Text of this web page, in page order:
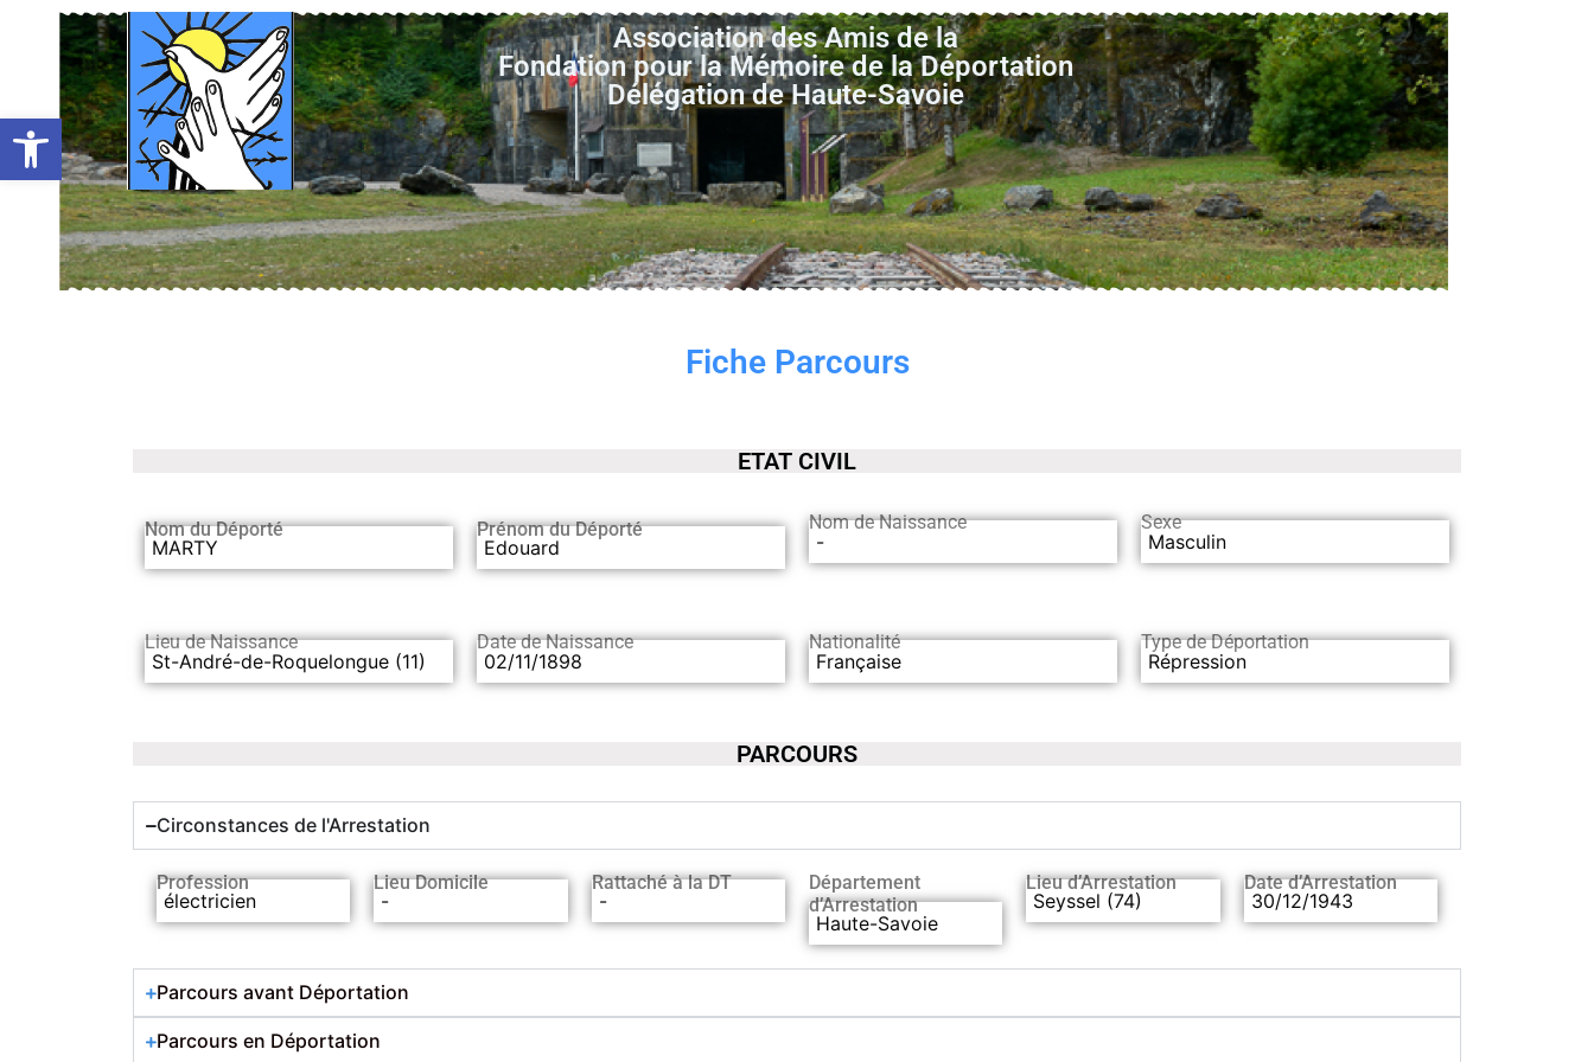
Ouvrir la barre d’outils
Association des Amis de la
Fondation pour la Mémoire de la Déportation
Délégation de Haute-Savoie
Fiche Parcours
ETAT CIVIL
Nom du Déporté
MARTY
Prénom du Déporté
Edouard
Nom de Naissance
-
Sexe
Masculin
Lieu de Naissance
St-André-de-Roquelongue (11)
Date de Naissance
02/11/1898
Nationalité
Française
Type de Déportation
Répression
PARCOURS
Circonstances de l'Arrestation
Profession
électricien
Lieu Domicile
-
Rattaché à la DT
-
Département
d’Arrestation
Haute-Savoie
Lieu d’Arrestation
Seyssel (74)
Date d’Arrestation
30/12/1943
Parcours avant Déportation
Parcours en Déportation